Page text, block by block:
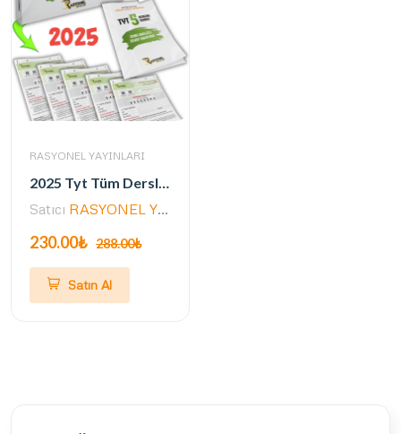
RASYONEL YAYINLARI
2025 Tyt Tüm Dersler Navigasyon 5'li Genel Deneme Seti (ÖSYM AYARINDA)
Satıcı RASYONEL YAYINLARI
230.00₺ 288.00₺
Satın Al